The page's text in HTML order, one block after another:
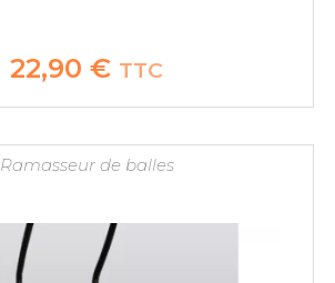
22,90 € TTC
Ramasseur de balles